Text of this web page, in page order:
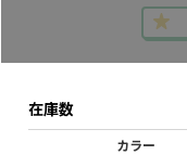
在庫数
カラー